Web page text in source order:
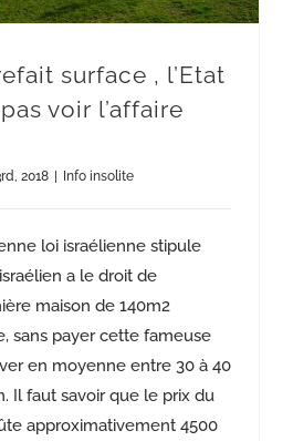
surface , l’Etat
voir l’affaire
2018 Info insolite
loi israélienne stipule
a le droit de
maison de 140m2
sans payer cette fameuse
en moyenne entre 30 à 40
Il faut savoir que le prix du
approximativement 4500